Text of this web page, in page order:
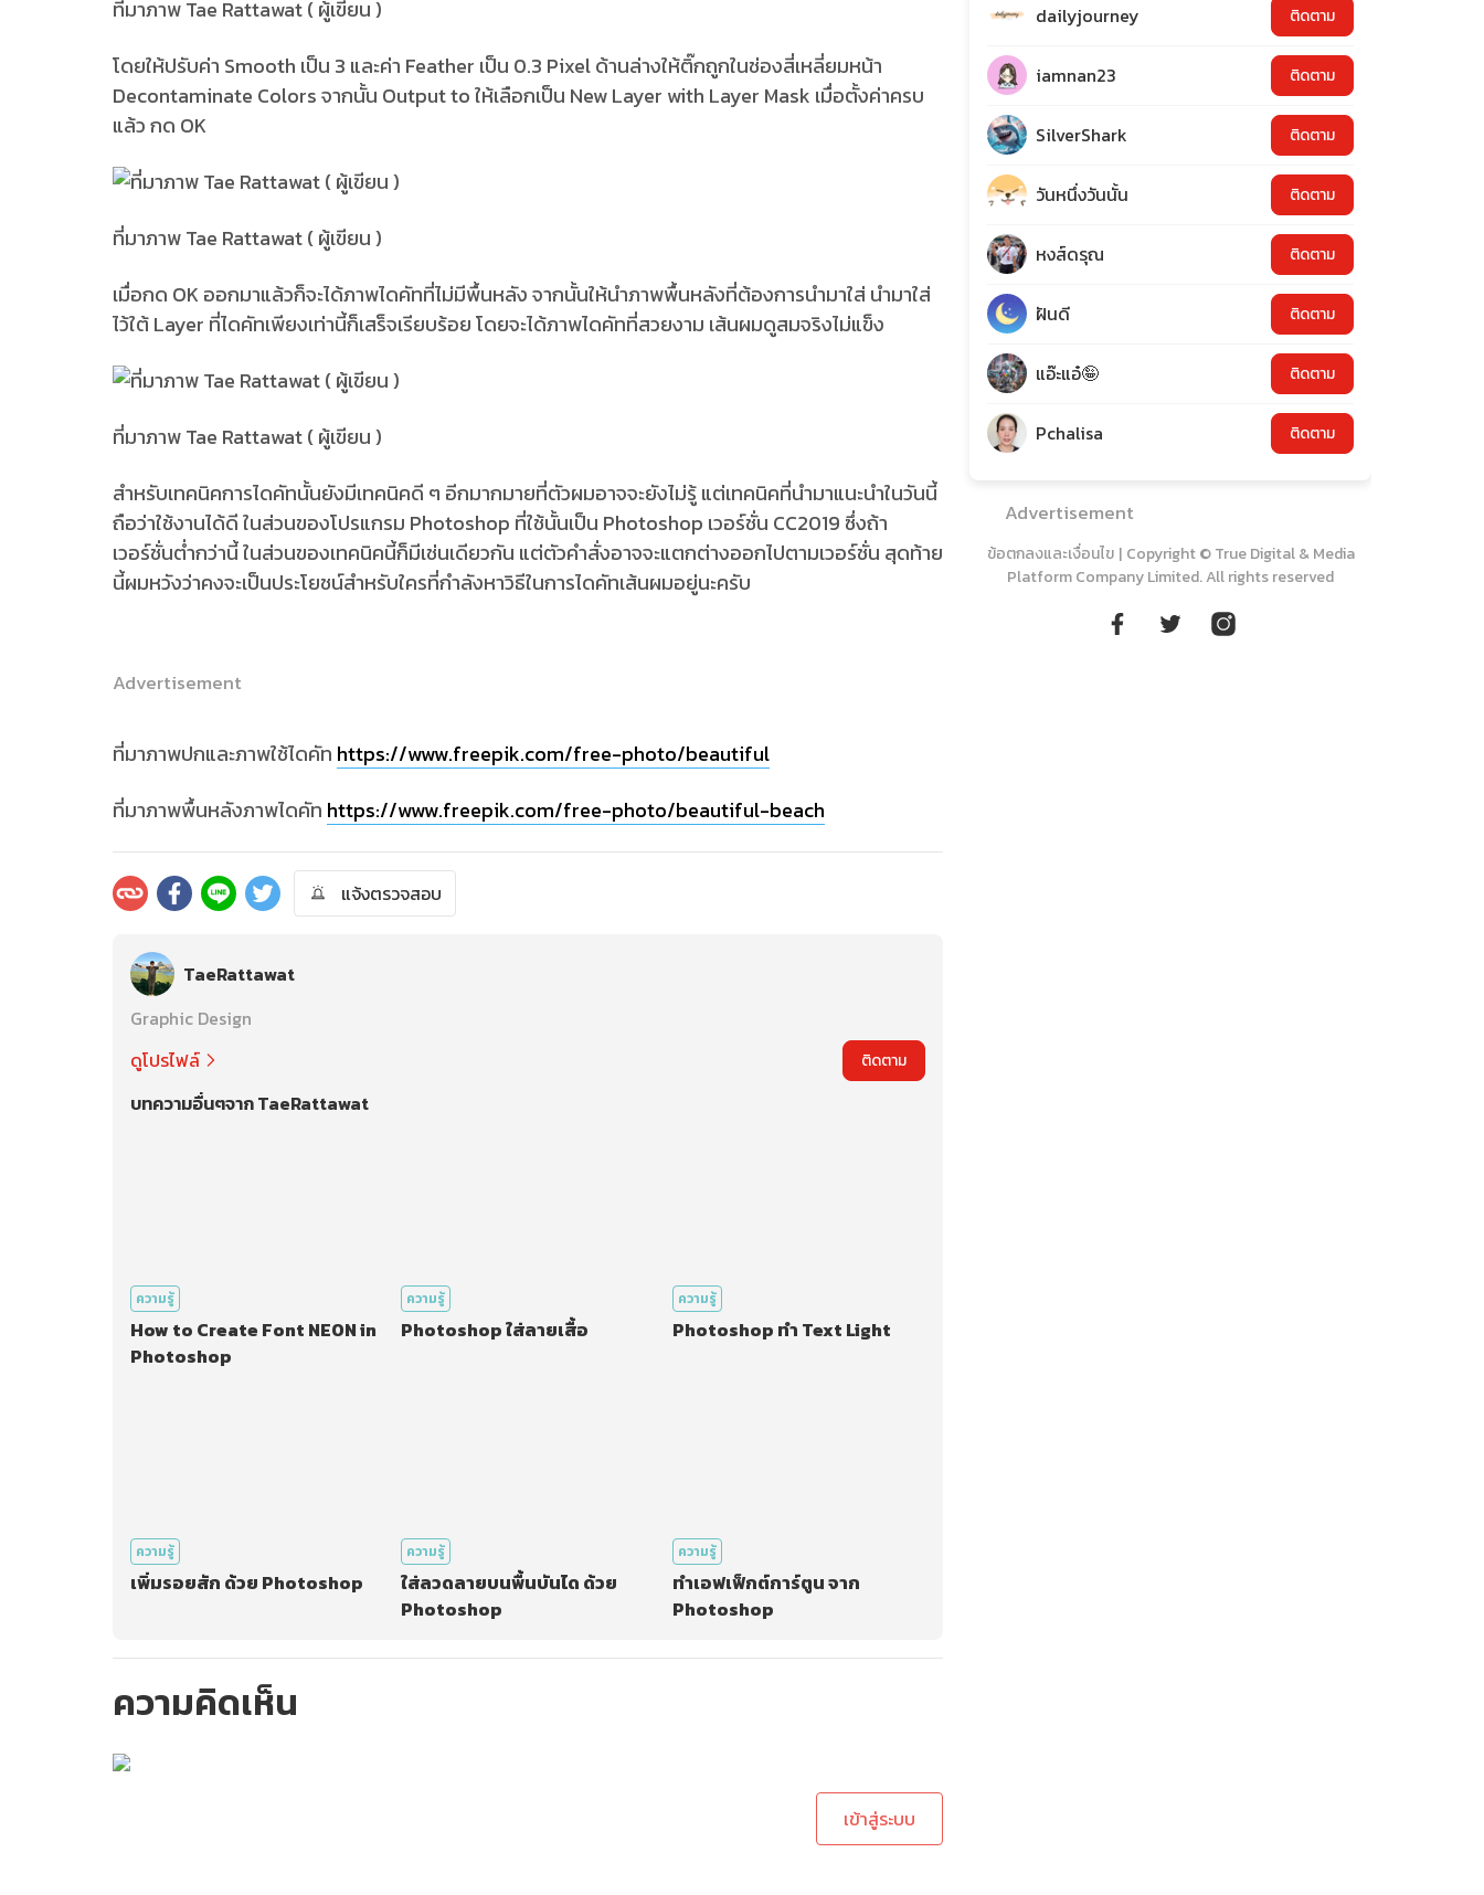
ที่มาภาพ Tae Rattawat ( ผู้เขียน )
โดยให้ปรับค่า Smooth เป็น 3 และค่า Feather เป็น 0.3 Pixel ด้านล่างให้ติ๊กถูกในช่องสี่เหลี่ยมหน้า
Decontaminate Colors จากนั้น Output to ให้เลือกเป็น New Layer with Layer Mask เมื่อตั้งค่าครบ
แล้ว กด OK
ที่มาภาพ Tae Rattawat ( ผู้เขียน )
เมื่อกด OK ออกมาแล้วก็จะได้ภาพไดคัทที่ไม่มีพื้นหลัง จากนั้นให้นำภาพพื้นหลังที่ต้องการนำมาใส่ นำมาใส่
ไว้ใต้ Layer ที่ไดคัทเพียงเท่านี้ก็เสร็จเรียบร้อย โดยจะได้ภาพไดคัทที่สวยงาม เส้นผมดูสมจริงไม่แข็ง
ที่มาภาพ Tae Rattawat ( ผู้เขียน )
สำหรับเทคนิคการไดคัทนั้นยังมีเทคนิคดี ๆ อีกมากมายที่ตัวผมอาจจะยังไม่รู้ แต่เทคนิคที่นำมาแนะนำในวันนี้
ถือว่าใช้งานได้ดี ในส่วนของโปรแกรม Photoshop ที่ใช้นั้นเป็น Photoshop เวอร์ชั่น CC2019 ซึ่งถ้า
เวอร์ชั่นต่ำกว่านี้ ในส่วนของเทคนิคนี้ก็มีเช่นเดียวกัน แต่ตัวคำสั่งอาจจะแตกต่างออกไปตามเวอร์ชั่น สุดท้าย
นี้ผมหวังว่าคงจะเป็นประโยชน์สำหรับใครที่กำลังหาวิธีในการไดคัทเส้นผมอยู่นะครับ
Advertisement
ที่มาภาพปกและภาพใช้ไดคัท https://www.freepik.com/free-photo/beautiful
ที่มาภาพพื้นหลังภาพไดคัท https://www.freepik.com/free-photo/beautiful-beach
แจ้งตรวจสอบ
TaeRattawat
Graphic Design
ดูโปรไฟล์
ติดตาม
บทความอื่นๆจาก TaeRattawat
ความรู้
How to Create Font NEON in
Photoshop
ความรู้
Photoshop ใส่ลายเสื้อ
ความรู้
Photoshop ทำ Text Light
ความรู้
เพิ่มรอยสัก ด้วย Photoshop
ความรู้
ใส่ลวดลายบนพื้นบันได ด้วย
Photoshop
ความรู้
ทำเอฟเฟ็กต์การ์ตูน จาก
Photoshop
ความคิดเห็น
เข้าสู่ระบบ
dailyjourney ติดตาม
iamnan23 ติดตาม
SilverShark ติดตาม
วันหนึ่งวันนั้น ติดตาม
หงส์ดรุณ ติดตาม
ฝันดี ติดตาม
แอ๊ะแอ๋🤪 ติดตาม
Pchalisa ติดตาม
Advertisement
ข้อตกลงและเงื่อนไข | Copyright © True Digital & Media
Platform Company Limited. All rights reserved